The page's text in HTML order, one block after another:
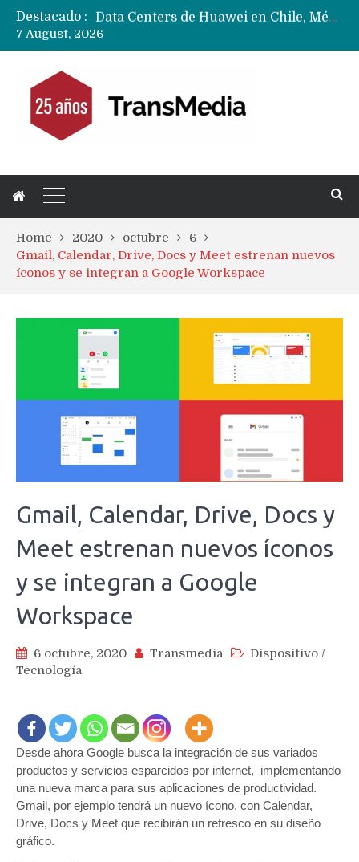
Destacado :
Data Centers de Huawei en Chile, México, Brasil,Perú y Argentina podrían verse afectados por arremetida de EE.UU
7 August, 2026
Home 2020 octubre
6
Gmail, Calendar, Drive, Docs y Meet estrenan nuevos
íconos y se integran a Google Workspace
Gmail, Calendar, Drive, Docs y
Meet estrenan nuevos íconos
y se integran a Google
Workspace
6 octubre, 2020 Transmedia Dispositivo /
Tecnología
Desde ahora Google busca la integración de sus variados
productos y servicios esparcidos por internet, implementando
una nueva marca para sus aplicaciones de productividad.
Gmail, por ejemplo tendrá un nuevo ícono, con Calendar,
Drive, Docs y Meet que recibirán un refresco en su diseño
gráfico.